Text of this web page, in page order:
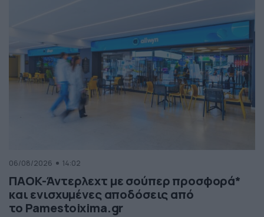
06/08/2026 14:02
ΠΑΟΚ-Άντερλεχτ με σούπερ προσφορά*
και ενισχυμένες αποδόσεις από
το Pamestoixima.gr